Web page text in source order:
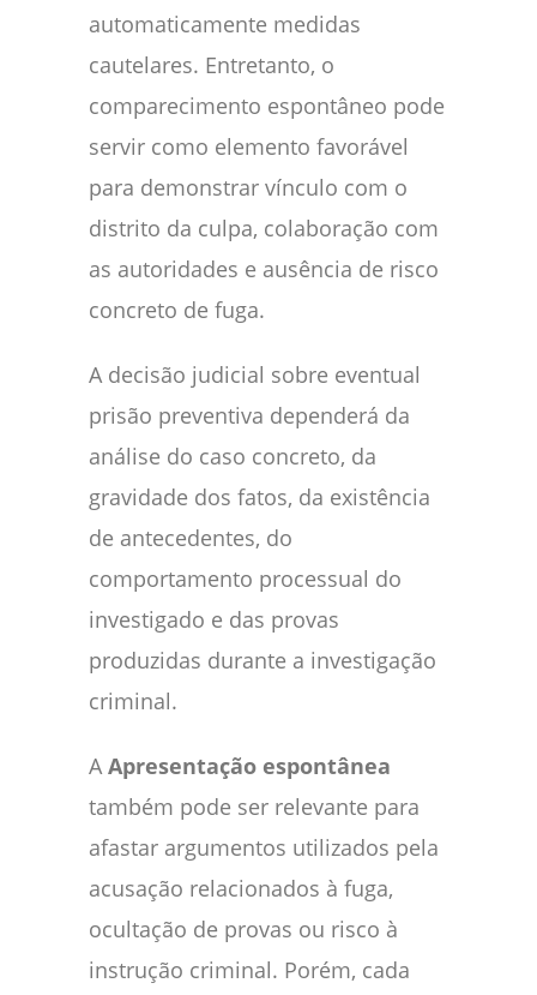
automaticamente medidas
cautelares. Entretanto, o
comparecimento espontâneo pode
servir como elemento favorável
para demonstrar vínculo com o
distrito da culpa, colaboração com
as autoridades e ausência de risco
concreto de fuga.
A decisão judicial sobre eventual
prisão preventiva dependerá da
análise do caso concreto, da
gravidade dos fatos, da existência
de antecedentes, do
comportamento processual do
investigado e das provas
produzidas durante a investigação
criminal.
AApresentação espontânea
também pode ser relevante para
afastar argumentos utilizados pela
acusação relacionados à fuga,
ocultação de provas ou risco à
instrução criminal. Porém, cada